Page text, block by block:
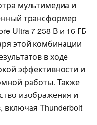
мультимедиа и
трансформер
Ultra 7 258 В и 16 ГБ
этой комбинации
в ходе
эффективности и
работы. Также
изображения и
Thunderbolt